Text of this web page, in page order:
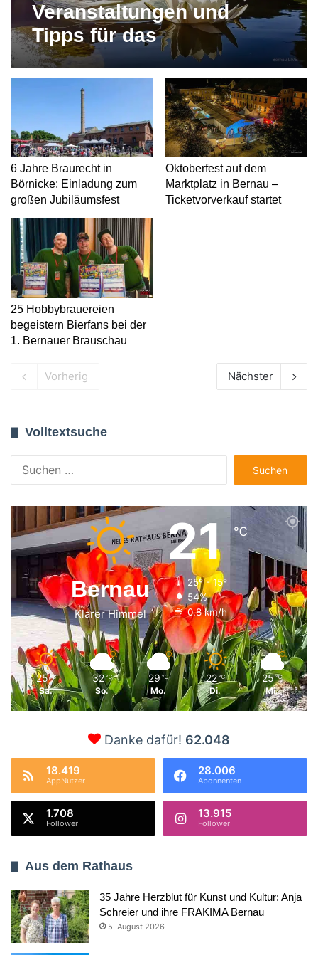
Veranstaltungen und
Tipps für das
Wochenende in und um
Bernau
6 Jahre Braurecht in
Börnicke: Einladung zum
großen Jubiläumsfest
Oktoberfest auf dem
Marktplatz in Bernau –
Ticketvorverkauf startet
25 Hobbybrauereien
begeistern Bierfans bei der
1. Bernauer Brauschau
Vorherig Nächster
Volltextsuche
nach:
Bernau
Klarer Himmel
21℃
25º - 15º
54%
0.8 km/h
25 ℃
Sa.
32 ℃
So.
29 ℃
Mo.
22 ℃
Di.
25 ℃
Mi.
Danke dafür! 62.048
18.419
AppNutzer
28.006
Abonnenten
1.708
Follower
13.915
Follower
Aus dem Rathaus
35 Jahre Herzblut für Kunst und Kultur: Anja
Schreier und ihre FRAKIMA Bernau
5. August 2026